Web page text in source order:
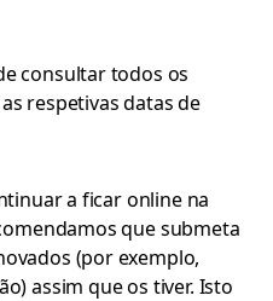
consultar todos os
respetivas datas de
a ficar online na
que submeta
(por exemplo,
assim que os tiver. Isto